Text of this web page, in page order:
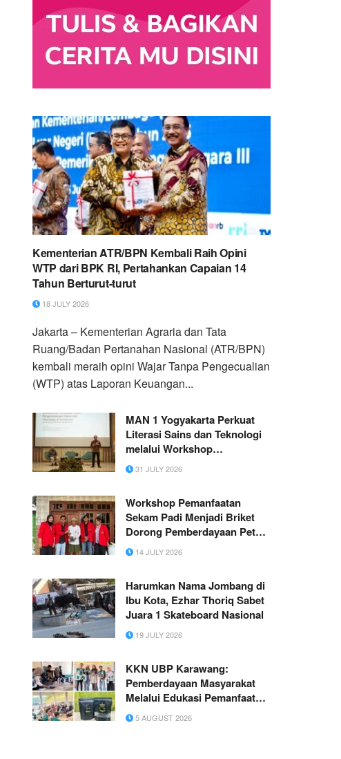
Kementerian ATR/BPN Kembali Raih Opini
WTP dari BPK RI, Pertahankan Capaian 14
Tahun Berturut-turut
18 JULY 2026
Jakarta – Kementerian Agraria dan Tata
Ruang/Badan Pertanahan Nasional (ATR/BPN)
kembali meraih opini Wajar Tanpa Pengecualian
(WTP) atas Laporan Keuangan...
MAN 1 Yogyakarta Perkuat
Literasi Sains dan Teknologi
melalui Workshop
Internasional di UGM
31 JULY 2026
Workshop Pemanfaatan
Sekam Padi Menjadi Briket
Dorong Pemberdayaan Petani
Desa Sidorejo
14 JULY 2026
Harumkan Nama Jombang di
Ibu Kota, Ezhar Thoriq Sabet
Juara 1 Skateboard Nasional
19 JULY 2026
KKN UBP Karawang:
Pemberdayaan Masyarakat
Melalui Edukasi Pemanfaatan
Sekam Padi Menjadi Briket
Ramah Lingkungan di Desa
5 AUGUST 2026